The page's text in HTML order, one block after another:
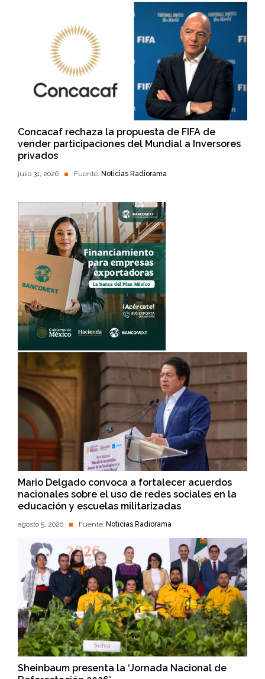
Concacaf rechaza la propuesta de FIFA de
vender participaciones del Mundial a Inversores
privados
julio 31, 2026 Fuente: Noticias Radiorama
Mario Delgado convoca a fortalecer acuerdos
nacionales sobre el uso de redes sociales en la
educación y escuelas militarizadas
agosto 5, 2026 Fuente: Noticias Radiorama
Sheinbaum presenta la ‘Jornada Nacional de